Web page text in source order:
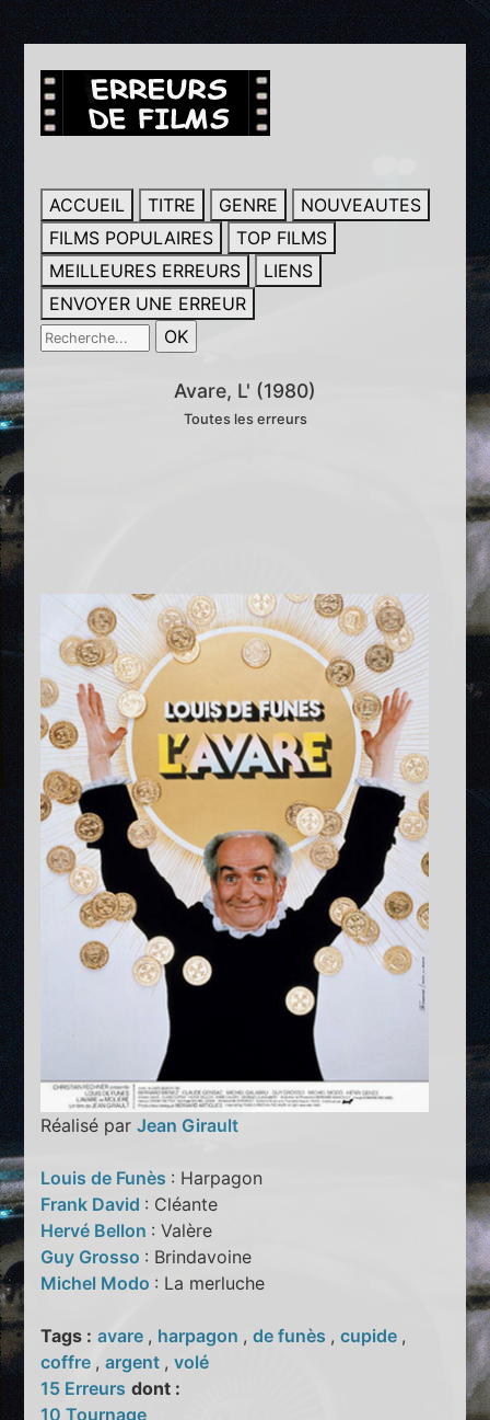
ACCUEIL TITRE GENRE
NOUVEAUTES
FILMS POPULAIRES
TOP FILMS
MEILLEURES ERREURS
LIENS
ENVOYER UNE ERREUR
Avare, L' (1980)
Toutes les erreurs
Réalisé parJean Girault
Louis de Funès : Harpagon
Frank David : Cléante
Hervé Bellon : Valère
Guy Grosso : Brindavoine
Michel Modo : La merluche
Tags : avare , harpagon ,de funès ,cupide ,
coffre ,argent ,volé
15 Erreurs dont :
10 Tournage